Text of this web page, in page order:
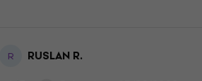
R RUSLAN R.